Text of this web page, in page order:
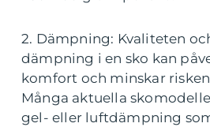
2. Dämpning: Kvaliteten
dämpning i en sko kan
komfort och minskar
Många aktuella
gel- eller luftdämpning